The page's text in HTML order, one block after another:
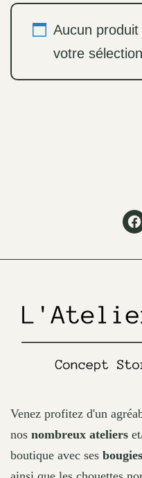
Aucun
votre
Venez profitez d'un
nos nombreux ateliers
boutique avec ses